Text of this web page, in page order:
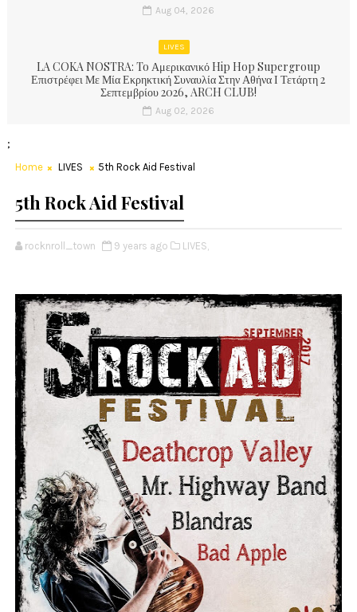
Aug 04, 2026
LIVES
LA COKA NOSTRA: To Αμερικανικό Hip Hop Supergroup
Επιστρέφει Με Μία Εκρηκτική Συναυλία Στην Αθήνα Ι Τετάρτη 2
Σεπτεμβρίου 2026, ARCH CLUB!
Aug 02, 2026
;
Home LIVES 5th Rock Aid Festival
5th Rock Aid Festival
rocknroll_town 9 years ago LIVES,